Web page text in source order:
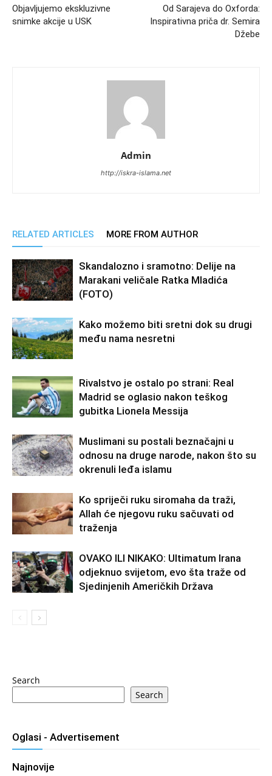
Objavljujemo ekskluzivne
snimke akcije u USK
Od Sarajeva do Oxforda:
Inspirativna priča dr. Semira
Džebe
Admin
http://iskra-islama.net
RELATED ARTICLES MORE FROM AUTHOR
Skandalozno i sramotno: Delije na
Marakani veličale Ratka Mladića
(FOTO)
Kako možemo biti sretni dok su drugi
među nama nesretni
Rivalstvo je ostalo po strani: Real
Madrid se oglasio nakon teškog
gubitka Lionela Messija
Muslimani su postali beznačajni u
odnosu na druge narode, nakon što su
okrenuli leđa islamu
Ko spriječi ruku siromaha da traži,
Allah će njegovu ruku sačuvati od
traženja
OVAKO ILI NIKAKO: Ultimatum Irana
odjeknuo svijetom, evo šta traže od
Sjedinjenih Američkih Država
Search
Search
Oglasi - Advertisement
Najnovije